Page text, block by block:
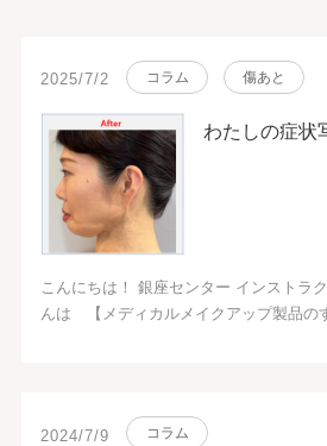
2025/7/2 コラム 傷あと
わたしの症状
こんにちは！ 銀座センター インストラ
んは 【メディカルメイクアップ製品の
2024/7/9 コラム